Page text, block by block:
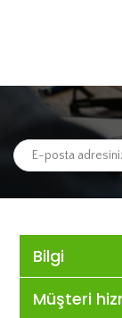
Bilgi
Müşteri